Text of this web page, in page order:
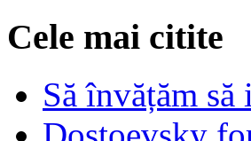
Cele mai citite
Să învățăm să